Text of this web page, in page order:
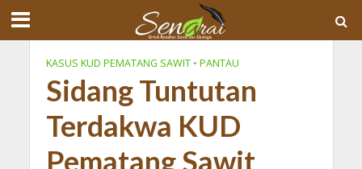
KASUS KUD PEMATANG SAWIT • PANTAU
Sidang Tuntutan
Terdakwa KUD
Pematang Sawit